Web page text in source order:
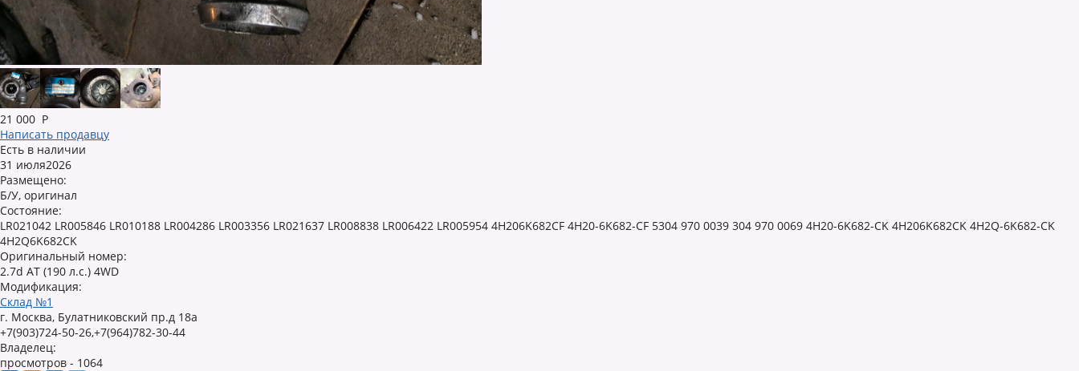
21 000 Р
Написать продавцу
Есть в наличии
31 июля2026
Размещено:
Б/У, оригинал
Состояние:
LR021042 LR005846 LR010188 LR004286 LR003356 LR021637 LR008838 LR006422 LR005954 4H206K682CF 4H20-6K682-CF 5304 970 0039 304 970 0069 4H20-6K682-CK 4H206K682CK 4H2Q-6K682-CK
4H2Q6K682CK
Оригинальный номер:
2.7d AT (190 л.с.) 4WD
Модификация:
Склад №1
г. Москва, Булатниковский пр.д 18а
+7(903)724-50-26,+7(964)782-30-44
Владелец:
просмотров - 1064